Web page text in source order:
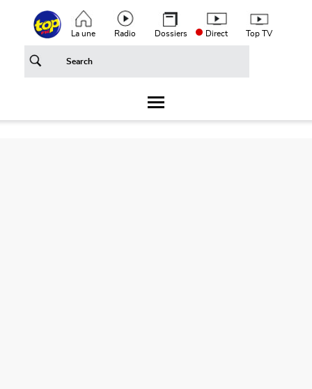
Aller au contenu principalTop header menu
La une Radio Dossiers Direct Top TV